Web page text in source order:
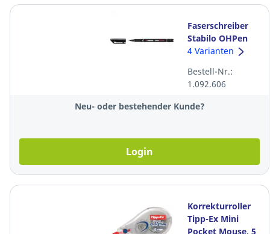
Faserschreiber
Stabilo OHPen
841, S,
schwarz
4 Varianten
Bestell-Nr.:
1.092.606
Neu- oder bestehender Kunde?
Login
Korrekturroller
Tipp-Ex Mini
Pocket Mouse, 5